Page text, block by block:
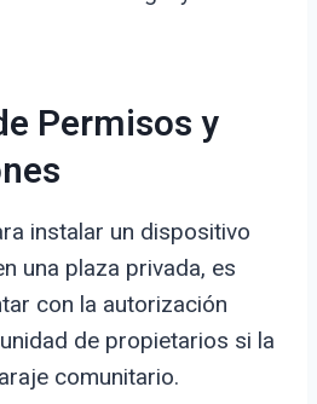
Permisos y
instalar un dispositivo
una plaza privada, es
con la autorización
de propietarios si la
comunitario.